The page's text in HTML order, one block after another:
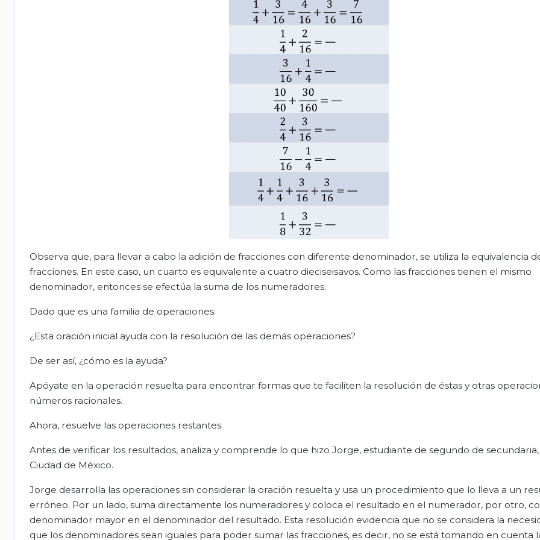
Observa que, para llevar a cabo la adición de fracciones con diferente denominador, se utiliza la equivalencia
fracciones. En este caso, un cuarto es equivalente a cuatro dieciseisavos. Como las fracciones tienen el mismo
denominador, entonces se efectúa la suma de los numeradores.
Dado que es una familia de operaciones:
¿Esta oración inicial ayuda con la resolución de las demás operaciones?
De ser así, ¿cómo es la ayuda?
Apóyate en la operación resuelta para encontrar formas que te faciliten la resolución de éstas y otras
números racionales.
Ahora, resuelve las operaciones restantes.
Antes de verificar los resultados, analiza y comprende lo que hizo Jorge, estudiante de segundo de
Ciudad de México.
Jorge desarrolla las operaciones sin considerar la oración resuelta y usa un procedimiento que lo lleva a un
erróneo. Por un lado, suma directamente los numeradores y coloca el resultado en el numerador, por otro,
denominador mayor en el denominador del resultado. Esta resolución evidencia que no se considera la
que los denominadores sean iguales para poder sumar las fracciones, es decir, no se está tomando en cuenta